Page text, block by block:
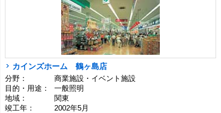
カインズホーム 鶴ヶ島店
分野：
商業施設・イベント施設
目的・用途：
一般照明
地域：
関東
竣工年：
2002年5月